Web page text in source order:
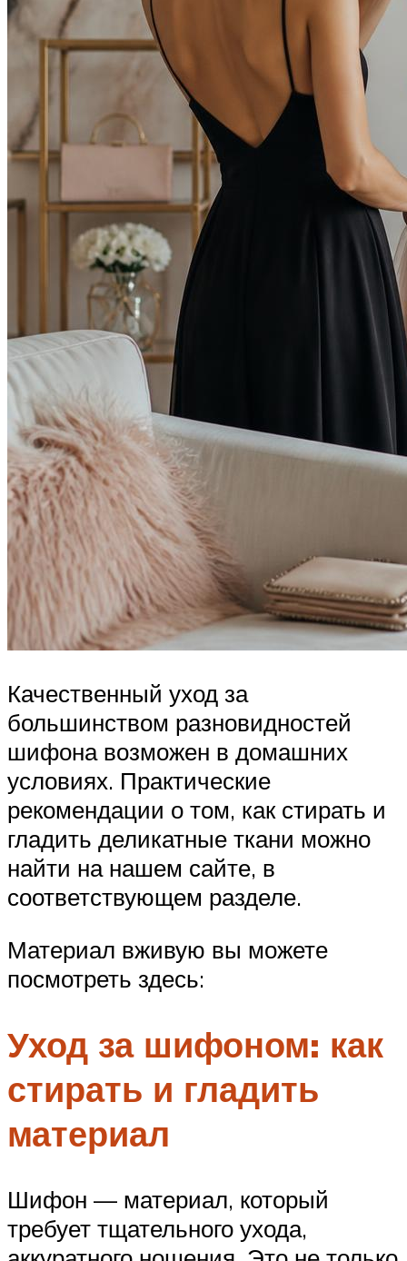
Качественный уход за
большинством разновидностей
шифона возможен в домашних
условиях. Практические
рекомендации о том, как стирать и
гладить деликатные ткани можно
найти на нашем сайте, в
соответствующем разделе.
Материал вживую вы можете
посмотреть здесь:
Уход за шифоном: как
стирать и гладить
материал
Шифон — материал, который
требует тщательного ухода,